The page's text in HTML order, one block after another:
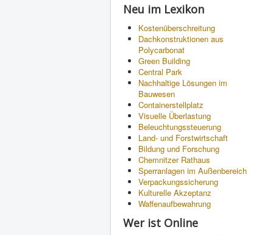
Neu im Lexikon
Kostenüberschreitung
Dachkonstruktionen aus
Polycarbonat
Green Building
Central Park
Nachhaltige Lösungen im
Bauwesen
Containerstellplatz
Visuelle Überlastung
Beleuchtungssteuerung
Land- und Forstwirtschaft
Bildung und Forschung
Chemnitzer Rathaus
Sperranlagen im Außenbereich
Verpackungssicherung
Kulturelle Akzeptanz
Waffenaufbewahrung
Wer ist Online